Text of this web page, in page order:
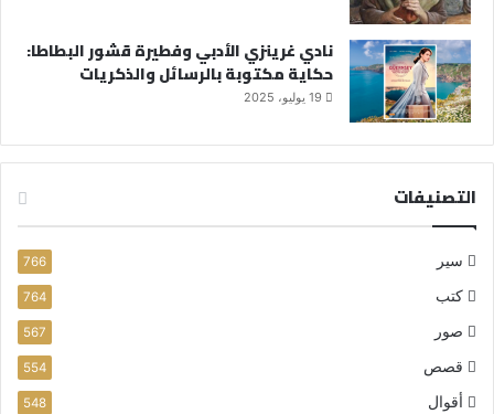
نادي غرينزي الأدبي وفطيرة قشور البطاطا:
حكاية مكتوبة بالرسائل والذكريات
19 يوليو، 2025
التصنيفات
سير 766
كتب 764
صور 567
قصص 554
أقوال 548